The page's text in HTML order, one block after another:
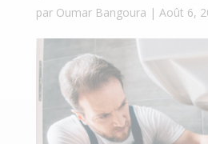
par Oumar Bangoura | Août 6,